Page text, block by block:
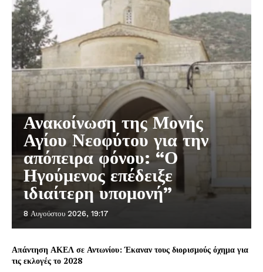
Ανακοίνωση της Μονής
Αγίου Νεοφύτου για την
απόπειρα φόνου: “Ο
Ηγούμενος επέδειξε
ιδιαίτερη υπομονή”
8 Αυγούστου 2026, 19:17
Απάντηση ΑΚΕΛ σε Αντωνίου: Έκαναν τους διορισμούς όχημα για
τις εκλογές το 2028